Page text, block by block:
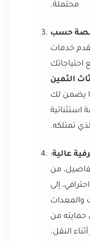
محتملة.
حسب
خدمات
الثمين
يضمن لك
تمتلكه.
عالية:
من
إلى
والمعدات
من
النقل.